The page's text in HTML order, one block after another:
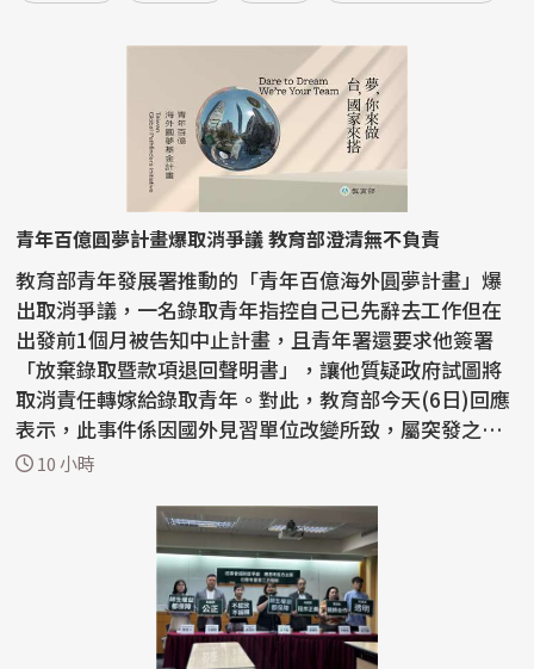
青年百億圓夢計畫爆取消爭議 教育部澄清無不負責
教育部青年發展署推動的「青年百億海外圓夢計畫」爆
出取消爭議，一名錄取青年指控自己已先辭去工作但在
出發前1個月被告知中止計畫，且青年署還要求他簽署
「放棄錄取暨款項退回聲明書」，讓他質疑政府試圖將
取消責任轉嫁給錄取青年。對此，教育部今天(6日)回應
表示，此事件係因國外見習單位改變所致，屬突發之不
可抗力因...
10 小時